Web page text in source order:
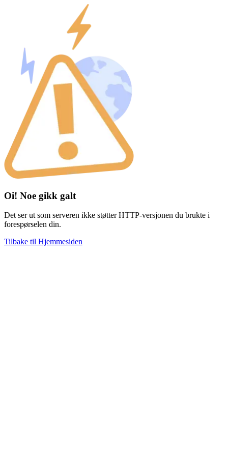
Oi! Noe gikk galt
Det ser ut som serveren ikke støtter HTTP-versjonen du brukte i
forespørselen din.
Tilbake til Hjemmesiden